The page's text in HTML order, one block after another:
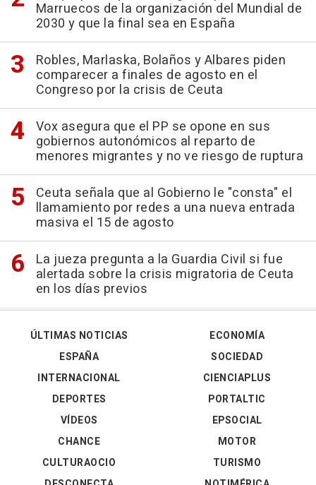
Marruecos de la organización del Mundial de
2030 y que la final sea en España
Robles, Marlaska, Bolaños y Albares piden
comparecer a finales de agosto en el
Congreso por la crisis de Ceuta
Vox asegura que el PP se opone en sus
gobiernos autonómicos al reparto de
menores migrantes y no ve riesgo de ruptura
Ceuta señala que al Gobierno le "consta" el
llamamiento por redes a una nueva entrada
masiva el 15 de agosto
La jueza pregunta a la Guardia Civil si fue
alertada sobre la crisis migratoria de Ceuta
en los días previos
ÚLTIMAS NOTICIAS
ESPAÑA
INTERNACIONAL
DEPORTES
VÍDEOS
ECONOMÍA
SOCIEDAD
CIENCIAPLUS
PORTALTIC
EPSOCIAL
CHANCE
CULTURAOCIO
MOTOR
TURISMO